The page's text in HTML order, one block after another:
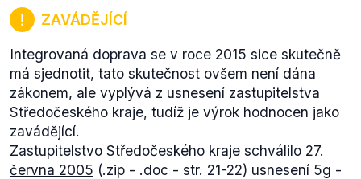
ZAVÁDĚJÍCÍ
Integrovaná doprava se v roce 2015 sice skutečně
má sjednotit, tato skutečnost ovšem není dána
zákonem, ale vyplývá z usnesení zastupitelstva
Středočeského kraje, tudíž je výrok hodnocen jako
zavádějící.
Zastupitelstvo Středočeského kraje schválilo 27.
června 2005 (.zip - .doc - str. 21-22) usnesení 5g -